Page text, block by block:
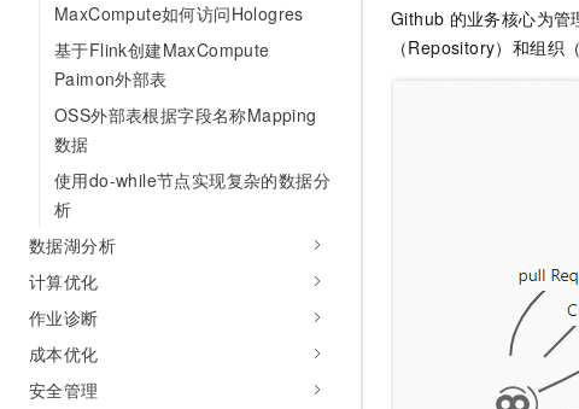
MaxCompute如何访问Hologres
基于Flink创建MaxCompute
Paimon外部表
OSS外部表根据字段名称Mapping
数据
使用do-while节点实现复杂的数据分
析
数据湖分析
计算优化
作业诊断
成本优化
安全管理
Github 的业务核心为
（Repository）和组织